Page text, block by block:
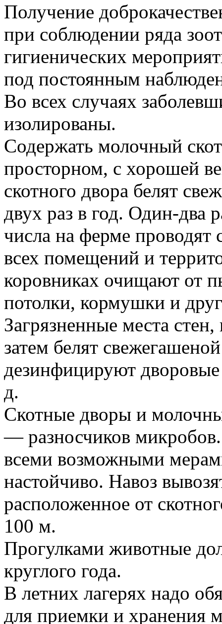
Получение
при соблюдении ряда
гигиенических
под постоянным
Во всех случаях
изолированы.
Содержать молочный
просторном, с хорошей
скотного двора белят
двух раз в год. Один-два
числа на ферме проводят
всех помещений и
коровниках очищают от
потолки, кормушки и
Загрязненные места
затем белят
дезинфицируют
д.
Скотные дворы и
— разносчиков
всеми возможными
настойчиво. Навоз
расположенное от
100 м.
Прогулками животные
круглого года.
В летних лагерях надо
для приемки и хранения